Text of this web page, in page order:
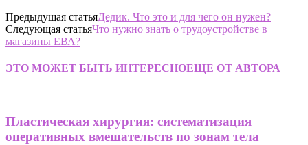
Предыдущая статьяДедик. Что это и для чего он нужен?
Следующая статьяЧто нужно знать о трудоустройстве в
магазины ЕВА?
ЭТО МОЖЕТ БЫТЬ ИНТЕРЕСНОЕЩЕ ОТ АВТОРА
Пластическая хирургия: систематизация
оперативных вмешательств по зонам тела